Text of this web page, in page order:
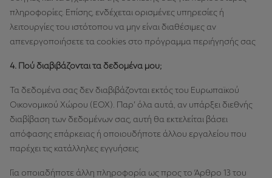
πληροφορίες. Επίσης, ενδέχεται ορισμένες υπηρεσίες ή
λειτουργίες του ιστότοπου να μην είναι διαθέσιμες αν
απενεργοποιήσετε τα cookies στο πρόγραμμα περιήγησής σας
4. Πού διαβιβάζονται τα δεδομένα μου;
Τα δεδομένα σας δεν διαβιβάζονται εκτός του Ευρωπαϊκού
Οικονομικού Χώρου (ΕΟΧ). Παρ’ όλα αυτά, αν υπάρξει διεθνής
διαβίβαση των δεδομένων σας, αυτή θα εκτελείται βάσει
απόφασης επάρκειας ή οποιουδήποτε άλλου εργαλείου που
παρέχει τις κατάλληλες εγγυήσεις.
Για οποιαδήποτε άλλη πληροφορία ως προς το Άρθρο 13 του